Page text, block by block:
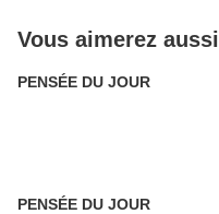
Vous aimerez aussi
PENSÉE DU JOUR
PENSÉE DU JOUR